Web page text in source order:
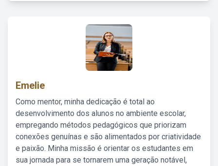
Emelie
Como mentor, minha dedicação é total ao
desenvolvimento dos alunos no ambiente escolar,
empregando métodos pedagógicos que priorizam
conexões genuínas e são alimentados por criatividade
e paixão. Minha missão é orientar os estudantes em
sua jornada para se tornarem uma geração notável,